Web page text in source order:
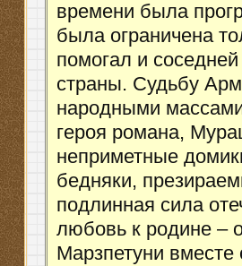
времени была
была ограничена
помогал и соседней
страны. Судьбу
народными
героя романа,
неприметные
бедняки,
подлинная сила
любовь к родине –
Марзпетуни